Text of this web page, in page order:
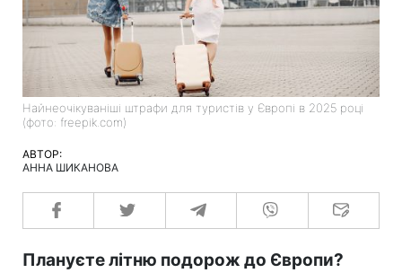
Найнеочікуваніші штрафи для туристів у Європі в 2025 році
(фото: freepik.com)
АВТОР:
АННА ШИКАНОВА
Плануєте літню подорож до Європи?